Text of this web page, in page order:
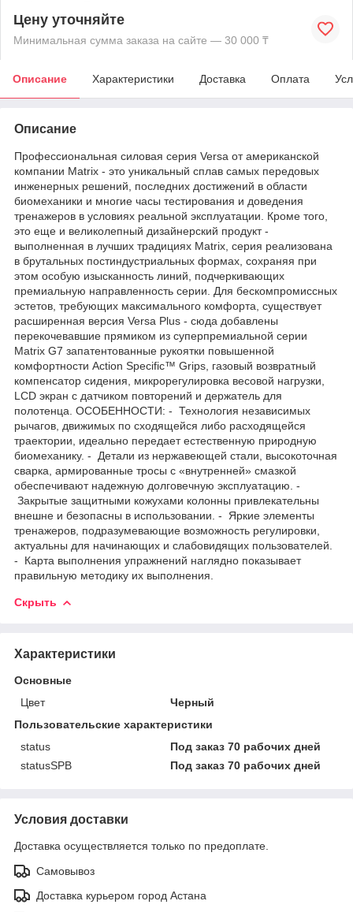
Цену уточняйте
Минимальная сумма заказа на сайте — 30 000 ₸
Описание Характеристики Доставка Оплата
Описание
Профессиональная силовая серия Versa от американской
компании Matrix - это уникальный сплав самых передовых
инженерных решений, последних достижений в области
биомеханики и многие часы тестирования и доведения
тренажеров в условиях реальной эксплуатации. Кроме того,
это еще и великолепный дизайнерский продукт -
выполненная в лучших традициях Matrix, серия реализована
в брутальных постиндустриальных формах, сохраняя при
этом особую изысканность линий, подчеркивающих
премиальную направленность серии. Для бескомпромиссных
эстетов, требующих максимального комфорта, существует
расширенная версия Versa Plus - сюда добавлены
перекочевавшие прямиком из суперпремиальной серии
Matrix G7 запатентованные рукоятки повышенной
комфортности Action Specific™ Grips, газовый возвратный
компенсатор сидения, микрорегулировка весовой нагрузки,
LCD экран с датчиком повторений и держатель для
полотенца. ОСОБЕННОСТИ: - Технология независимых
рычагов, движимых по сходящейся либо расходящейся
траектории, идеально передает естественную природную
биомеханику. - Детали из нержавеющей стали, высокоточная
сварка, армированные тросы с «внутренней» смазкой
обеспечивают надежную долговечную эксплуатацию. -
Закрытые защитными кожухами колонны привлекательны
внешне и безопасны в использовании. - Яркие элементы
тренажеров, подразумевающие возможность регулировки,
актуальны для начинающих и слабовидящих пользователей.
- Карта выполнения упражнений наглядно показывает
правильную методику их выполнения.
Скрыть
Характеристики
Основные
Цвет
Черный
Пользовательские характеристики
status
Под заказ 70 рабочих дней
statusSPB
Под заказ 70 рабочих дней
Условия доставки
Доставка осуществляется только по предоплате.
Самовывоз
Доставка курьером город Астана